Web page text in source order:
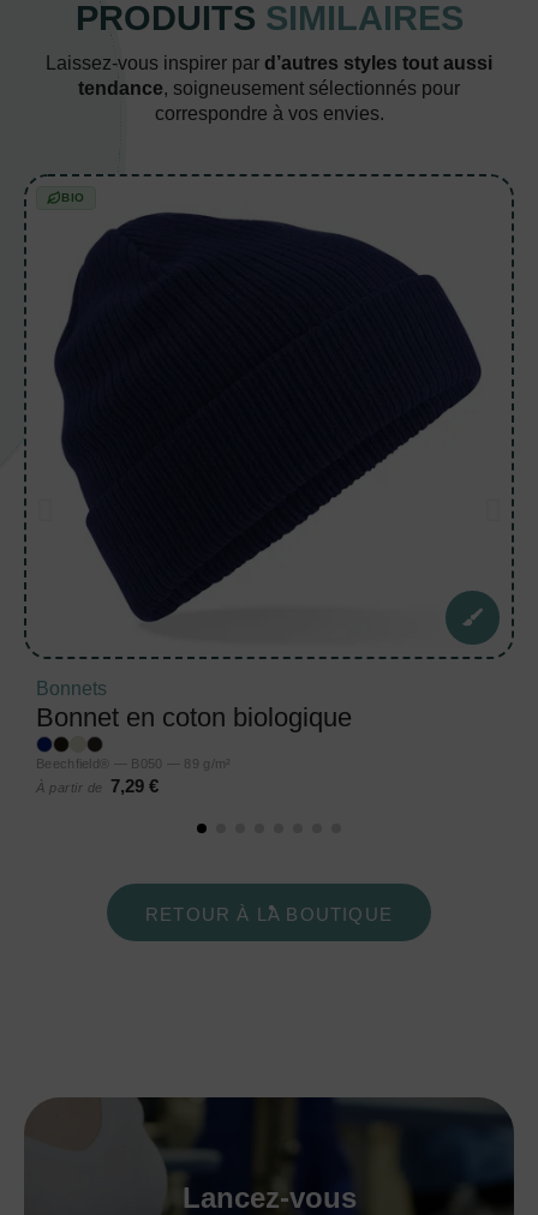
PRODUITS SIMILAIRES
Laissez-vous inspirer par d’autres styles tout aussi
tendance, soigneusement sélectionnés pour
correspondre à vos envies.
BIO
Bonnets
Bonnet en coton biologique
Beechfield® — B050 — 89 g/m²
À partir de
7,29 €
RETOUR À LA BOUTIQUE
Lancez-vous